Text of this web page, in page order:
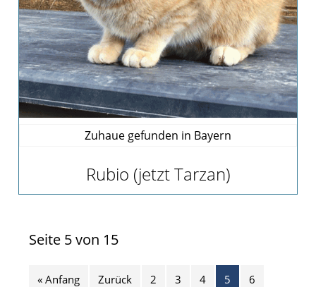
Zuhaue gefunden in Bayern
Rubio (jetzt Tarzan)
Seite 5 von 15
« Anfang Zurück 2 3 4 5 6